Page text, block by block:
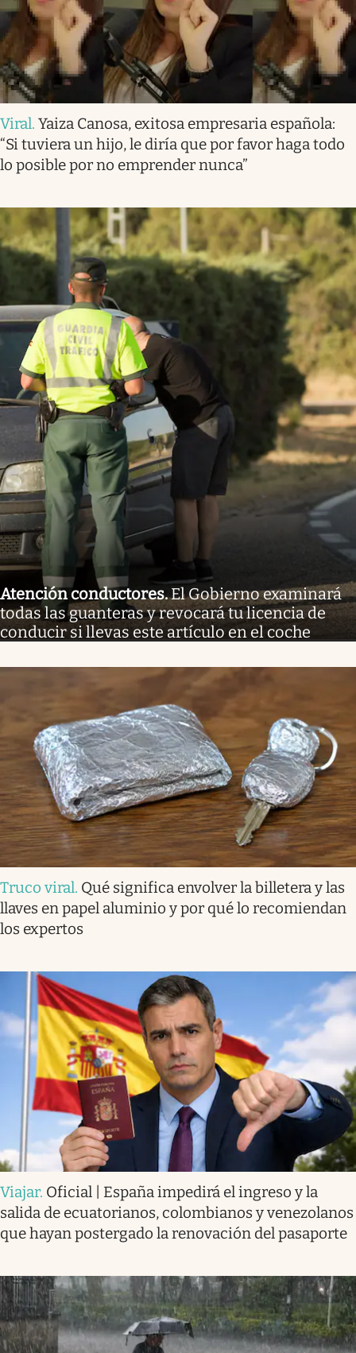
Viral. Yaiza Canosa, exitosa empresaria española:
“Si tuviera un hijo, le diría que por favor haga todo
lo posible por no emprender nunca”
Atención conductores.El Gobierno examinará
todas las guanteras y revocará tu licencia de
conducir si llevas este artículo en el coche
Truco viral. Qué significa envolver la billetera y las
llaves en papel aluminio y por qué lo recomiendan
los expertos
Viajar. Oficial | España impedirá el ingreso y la
salida de ecuatorianos, colombianos y venezolanos
que hayan postergado la renovación del pasaporte